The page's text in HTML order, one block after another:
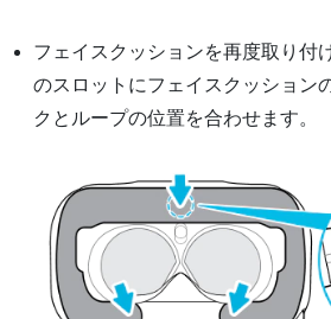
フェイスクッションを再度取り付
のスロットにフェイスクッション
クとループの位置を合わせます。